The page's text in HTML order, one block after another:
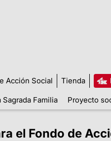
Acción Social Tienda
Familia Proyecto
el Fondo de